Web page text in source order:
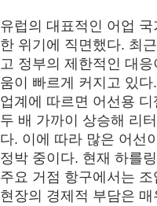
유럽의 대표적인 어업
한 위기에 직면했다. 최
고 정부의 제한적인 대
움이 빠르게 커지고 있다.
업계에 따르면 어선용
두 배 가까이 상승해 리
다. 이에 따라 많은 어선
정박 중이다. 현재 하를
주요 거점 항구에서는
현장의 경제적 부담은